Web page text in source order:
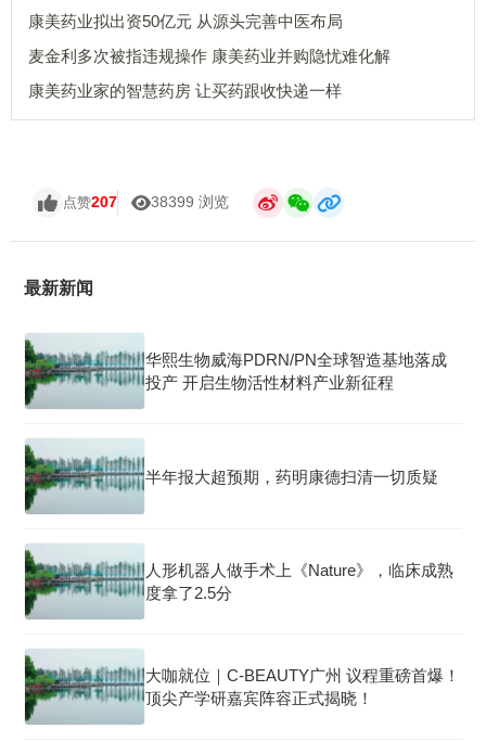
康美药业拟出资50亿元 从源头完善中医布局
麦金利多次被指违规操作 康美药业并购隐忧难化解
康美药业家的智慧药房 让买药跟收快递一样
点赞207 38399 浏览
最新新闻
华熙生物威海PDRN/PN全球智造基地落成
投产 开启生物活性材料产业新征程
半年报大超预期，药明康德扫清一切质疑
人形机器人做手术上《Nature》，临床成熟
度拿了2.5分
大咖就位｜C-BEAUTY广州 议程重磅首爆！
顶尖产学研嘉宾阵容正式揭晓！